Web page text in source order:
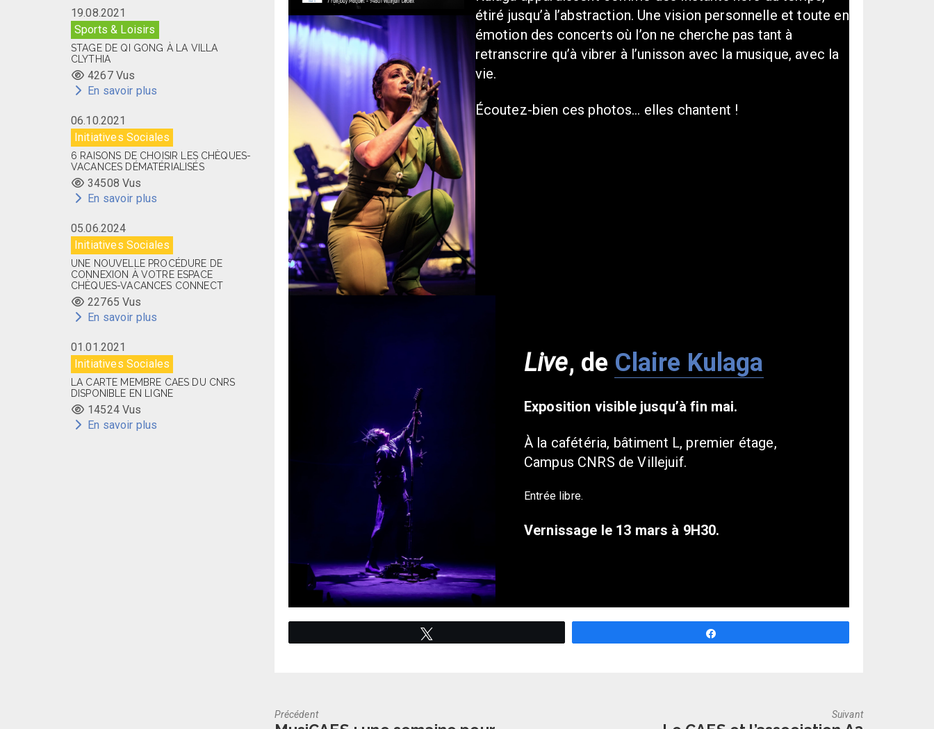
étiré jusqu’à l’abstraction. Une vision personnelle et toute en
émotion des concerts où l’on ne cherche pas tant à
retranscrire qu’à vibrer à l’unisson avec la musique, avec la
vie.
Écoutez-bien ces photos… elles chantent !
Live, de Claire Kulaga
Exposition visible jusqu’à fin mai.
À la cafétéria, bâtiment L, premier étage,
Campus CNRS de Villejuif.
Entrée libre.
Vernissage le 13 mars à 9H30.
Précédent
Previous
Suivant
Next
19.08.2021
Sports & Loisirs
STAGE DE QI GONG À LA VILLA
CLYTHIA
4267 Vus
En savoir plus
06.10.2021
Initiatives Sociales
6 RAISONS DE CHOISIR LES CHÈQUES-
VACANCES DÉMATÉRIALISÉS
34508 Vus
En savoir plus
05.06.2024
Initiatives Sociales
UNE NOUVELLE PROCÉDURE DE
CONNEXION À VOTRE ESPACE
CHÈQUES-VACANCES CONNECT
22765 Vus
En savoir plus
01.01.2021
Initiatives Sociales
LA CARTE MEMBRE CAES DU CNRS
DISPONIBLE EN LIGNE
14524 Vus
En savoir plus